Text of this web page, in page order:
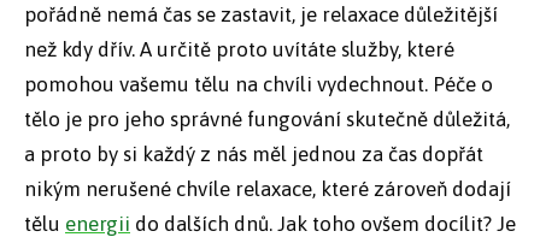
pořádně nemá čas se zastavit, je relaxace důležitější
než kdy dřív. A určitě proto uvítáte služby, které
pomohou vašemu tělu na chvíli vydechnout. Péče o
tělo je pro jeho správné fungování skutečně důležitá,
a proto by si každý z nás měl jednou za čas dopřát
nikým nerušené chvíle relaxace, které zároveň dodají
tělu energii do dalších dnů. Jak toho ovšem docílit? Je